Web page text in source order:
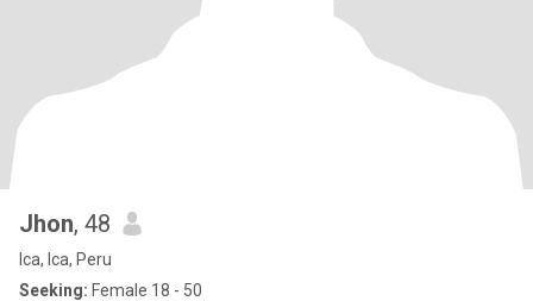
Jhon, 48
Ica, Ica, Peru
Seeking: Female 18 - 50